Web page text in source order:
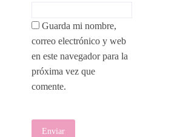
Guarda mi nombre,
correo electrónico y web
en este navegador para la
próxima vez que
comente.
Enviar